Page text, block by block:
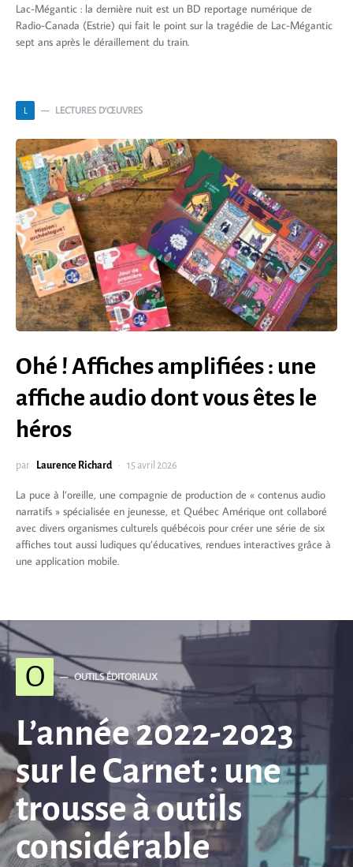
Lac-Mégantic : la dernière nuit est un BD reportage numérique de
Radio-Canada (Estrie) qui fait le point sur la tragédie de Lac-Mégantic
sept ans après le déraillement du train.
L LECTURES D’ŒUVRES
Ohé ! Affiches amplifiées : une
affiche audio dont vous êtes le
héros
par Laurence Richard 15 avril 2026
La puce à l’oreille, une compagnie de production de « contenus audio
narratifs » spécialisée en jeunesse, et Québec Amérique ont collaboré
avec divers organismes culturels québécois pour créer une série de six
affiches tout aussi ludiques qu’éducatives, rendues interactives grâce à
une application mobile.
O OUTILS ÉDITORIAUX
L’année 2022-2023
sur le Carnet : une
trousse à outils
considérable